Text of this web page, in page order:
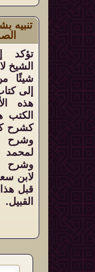
تنبيه
تؤكد
الشيخ
شيئًا
إلى
هذه
كشرح
وشرح
وشرح
لابن
قبل
القبيل.